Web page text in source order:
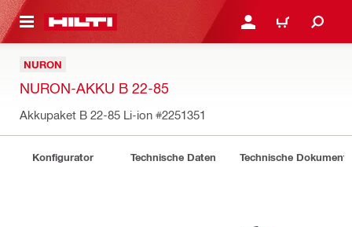
ANMELDEN ODER
WARENKORB
NURON
NURON-AKKU B 22-85
Akkupaket B 22-85 Li-ion #2251351
Konfigurator Technische Daten Technische Dokumente